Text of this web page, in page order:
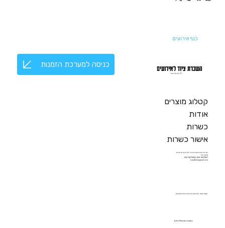
השכרת ציוד לאירועים
כנף אירועים
© כנף אירועים
כניסה למערכת הזמנות
כנף אירועים השכרת ציוד לאירועים וקייטרינג
מושב כנף
050-9679457 | 050-9679458
kanafbiro@gmail.com
קטלוג מוצרים
אודות
כשרות
אישור כשרות
תקנון האתר| מדיניות פרטיות| הצהרת נגישות
A Wix Monster creation